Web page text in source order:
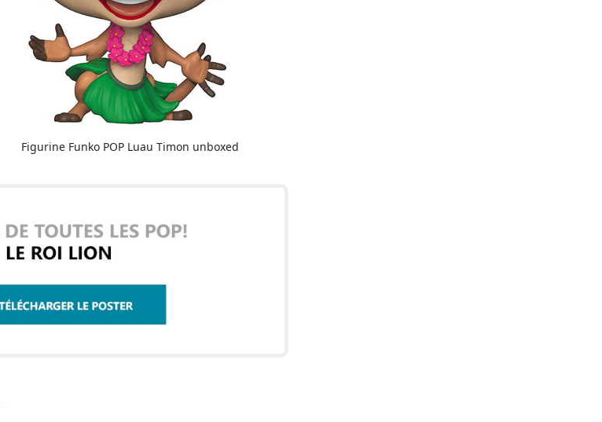
Figurine Funko POP Luau Timon unboxed